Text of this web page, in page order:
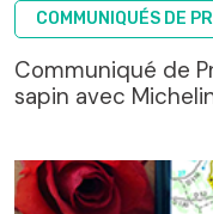
COMMUNIQUÉS DE
Communiqué de
sapin avec